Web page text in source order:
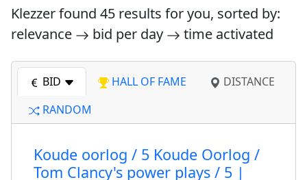
Klezzer found 45 results for you, sorted by:
relevance
bid per day time activated
BID HALL OF FAME
DISTANCE
RANDOM
Koude oorlog / 5 Koude Oorlog /
Tom Clancy's power plays / 5 |